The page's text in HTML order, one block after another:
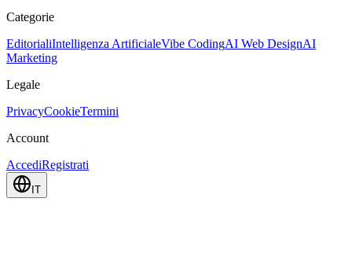
Categorie
EditorialiIntelligenza ArtificialeVibe CodingAI Web DesignAI
Marketing
Legale
PrivacyCookieTermini
Account
AccediRegistrati
IT